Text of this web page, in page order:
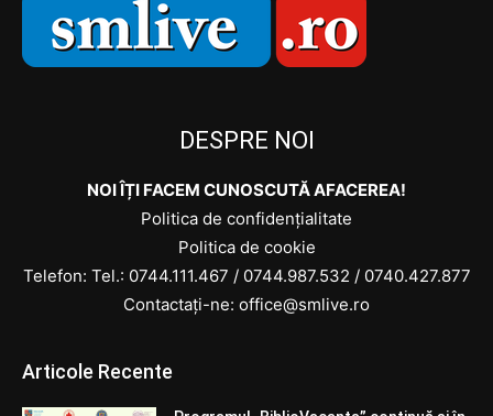
DESPRE NOI
NOI ÎȚI FACEM CUNOSCUTĂ AFACEREA!
Politica de confidențialitate
Politica de cookie
Telefon: Tel.: 0744.111.467 / 0744.987.532 / 0740.427.877
Contactați-ne: office@smlive.ro
Articole Recente